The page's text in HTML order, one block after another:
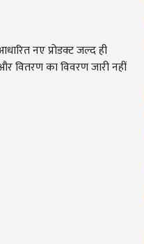
नए प्रोडक्ट जल्द ही
का विवरण जारी नहीं